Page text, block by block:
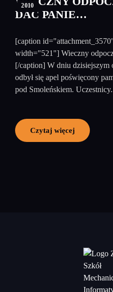
2010
DAĆ PANIE…
[caption
width="521"] Wieczny
[/caption] W dniu dzisiejszym
odbył się apel poświęcony
pod Smoleńskiem.
Czytaj więcej